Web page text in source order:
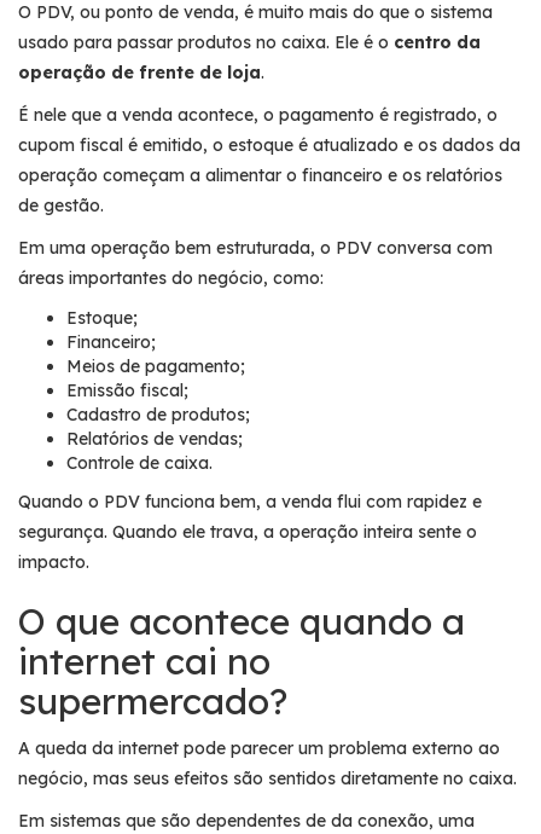
O PDV, ou ponto de venda, é muito mais do que o sistema
usado para passar produtos no caixa. Ele é o centro da
operação de frente de loja.
É nele que a venda acontece, o pagamento é registrado, o
cupom fiscal é emitido, o estoque é atualizado e os dados da
operação começam a alimentar o financeiro e os relatórios
de gestão.
Em uma operação bem estruturada, o PDV conversa com
áreas importantes do negócio, como:
Estoque;
Financeiro;
Meios de pagamento;
Emissão fiscal;
Cadastro de produtos;
Relatórios de vendas;
Controle de caixa.
Quando o PDV funciona bem, a venda flui com rapidez e
segurança. Quando ele trava, a operação inteira sente o
impacto.
O que acontece quando a
internet cai no
supermercado?
A queda da internet pode parecer um problema externo ao
negócio, mas seus efeitos são sentidos diretamente no caixa.
Em sistemas que são dependentes de da conexão, uma